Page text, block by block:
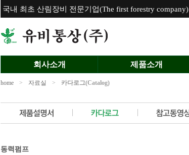
국내 최초 산림장비 전문기업(The first forestry company)
회사소개 제품소개
home > 자료실 > 카다로그(Catalog)
동력펌프